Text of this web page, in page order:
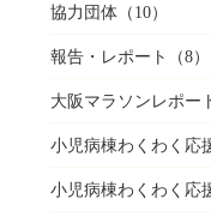
協力団体（10）
報告・レポート （8）
大阪マラソンレポー
小児病棟わくわく応
小児病棟わくわく応